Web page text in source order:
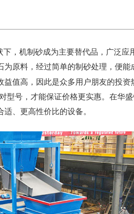
，机制砂成为主要替代品，广泛应
原料，经过简单的制砂处理，便
值高，因此是众多用户朋友的投资
型号，才能保证价格更实惠。在华
、更高性价比的设备。